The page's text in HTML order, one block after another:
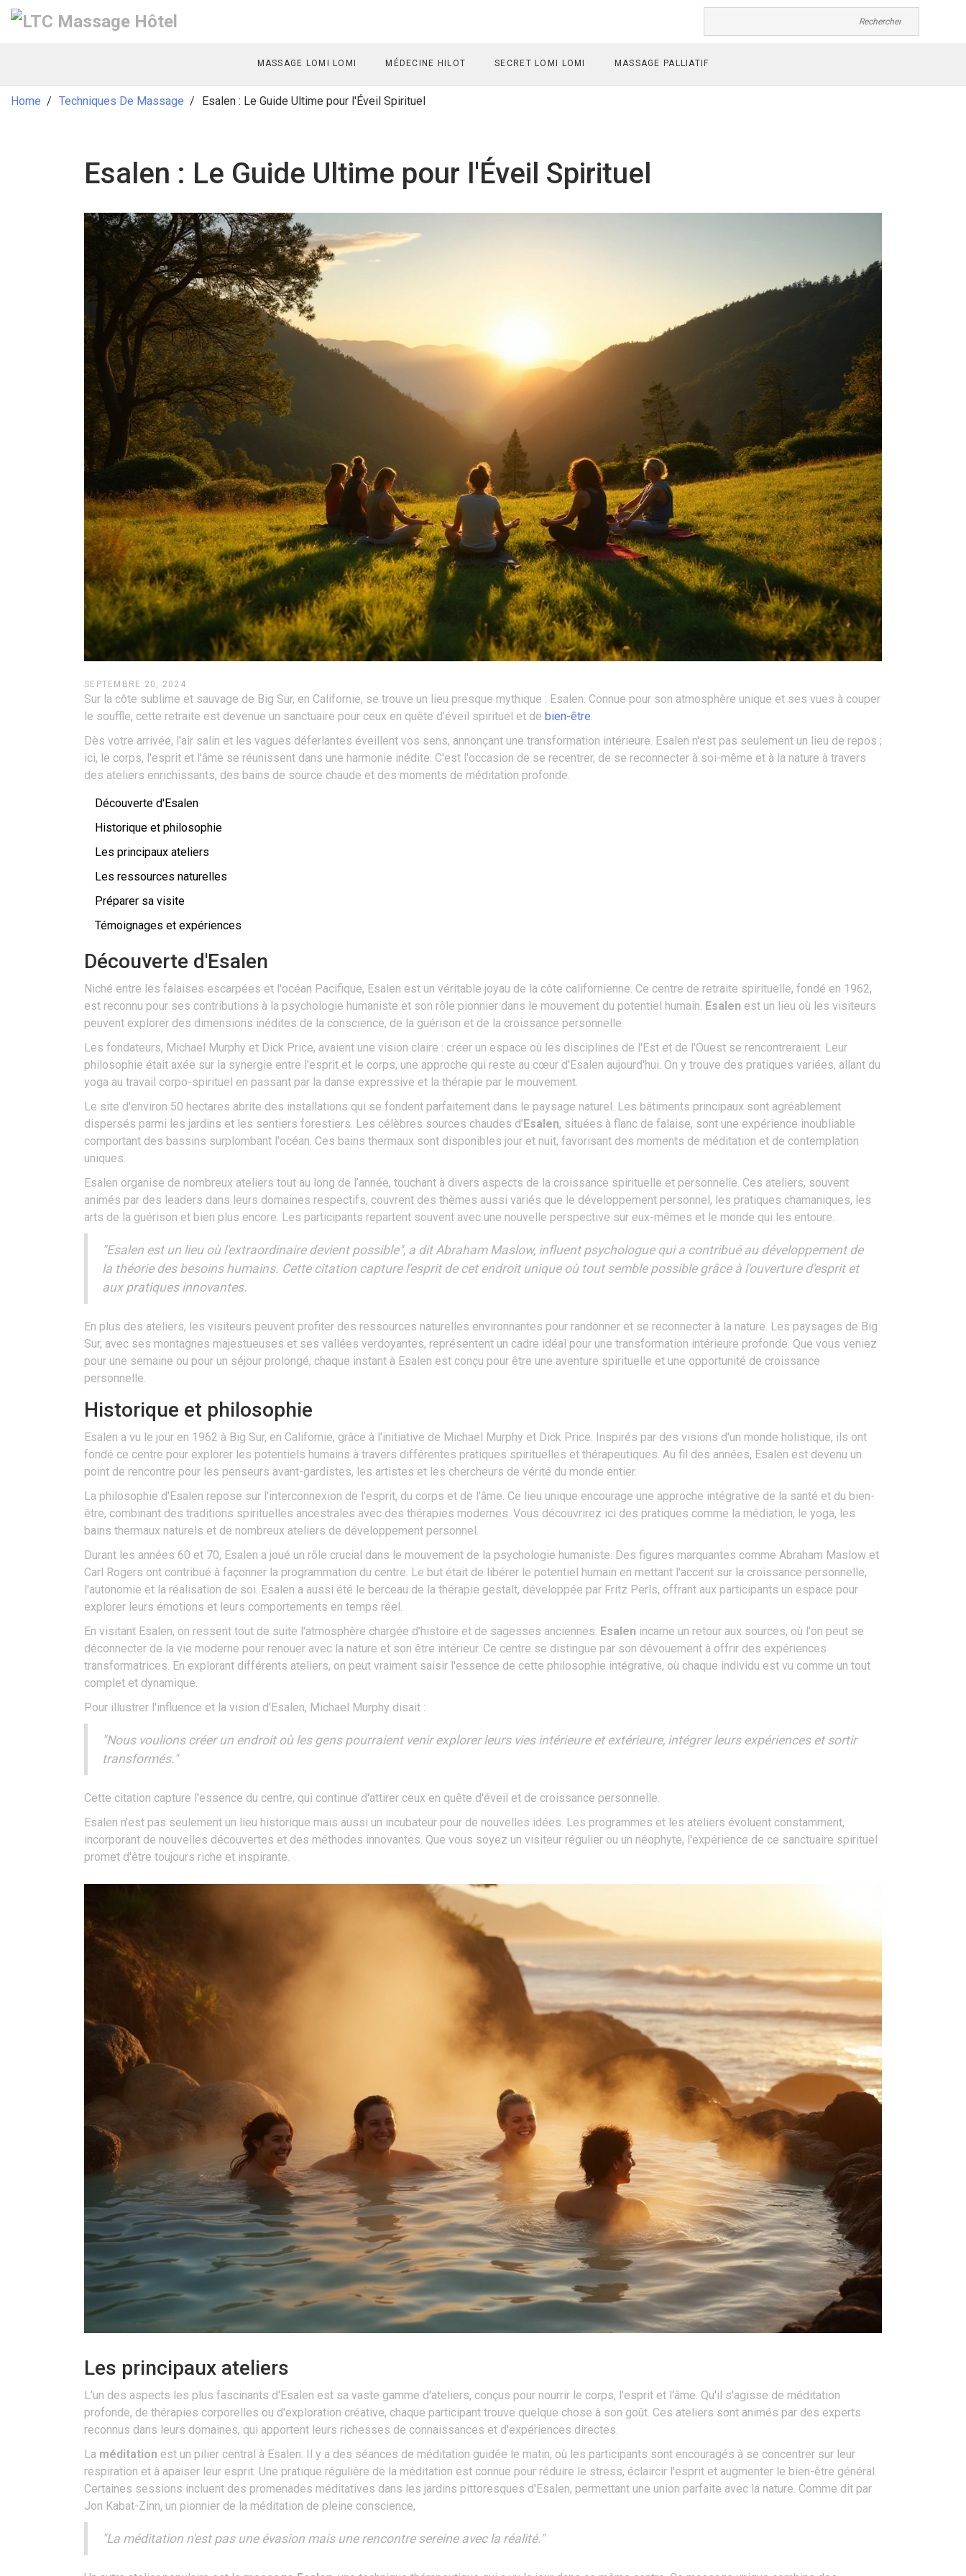
MASSAGE LOMI LOMI MÉDECINE HILOT SECRET LOMI LOMI MASSAGE PALLIATIF
Home Techniques De Massage Esalen : Le Guide Ultime pour l'Éveil Spirituel
Esalen : Le Guide Ultime pour l'Éveil Spirituel
SEPTEMBRE 20, 2024
Sur la côte sublime et sauvage de Big Sur, en Californie, se trouve un lieu presque mythique : Esalen. Connue pour son atmosphère unique et ses vues à couper
le souffle, cette retraite est devenue un sanctuaire pour ceux en quête d'éveil spirituel et de bien-être.
Dès votre arrivée, l'air salin et les vagues déferlantes éveillent vos sens, annonçant une transformation intérieure. Esalen n'est pas seulement un lieu de repos ;
ici, le corps, l'esprit et l'âme se réunissent dans une harmonie inédite. C'est l'occasion de se recentrer, de se reconnecter à soi-même et à la nature à travers
des ateliers enrichissants, des bains de source chaude et des moments de méditation profonde.
Découverte d'Esalen
Historique et philosophie
Les principaux ateliers
Les ressources naturelles
Préparer sa visite
Témoignages et expériences
Découverte d'Esalen
Niché entre les falaises escarpées et l'océan Pacifique, Esalen est un véritable joyau de la côte californienne. Ce centre de retraite spirituelle, fondé en 1962,
est reconnu pour ses contributions à la psychologie humaniste et son rôle pionnier dans le mouvement du potentiel humain. Esalen est un lieu où les visiteurs
peuvent explorer des dimensions inédites de la conscience, de la guérison et de la croissance personnelle.
Les fondateurs, Michael Murphy et Dick Price, avaient une vision claire : créer un espace où les disciplines de l'Est et de l'Ouest se rencontreraient. Leur
philosophie était axée sur la synergie entre l'esprit et le corps, une approche qui reste au cœur d'Esalen aujourd'hui. On y trouve des pratiques variées, allant du
yoga au travail corpo-spirituel en passant par la danse expressive et la thérapie par le mouvement.
Le site d'environ 50 hectares abrite des installations qui se fondent parfaitement dans le paysage naturel. Les bâtiments principaux sont agréablement
dispersés parmi les jardins et les sentiers forestiers. Les célèbres sources chaudes d’ Esalen, situées à flanc de falaise, sont une expérience inoubliable
comportant des bassins surplombant l'océan. Ces bains thermaux sont disponibles jour et nuit, favorisant des moments de méditation et de contemplation
uniques.
Esalen organise de nombreux ateliers tout au long de l’année, touchant à divers aspects de la croissance spirituelle et personnelle. Ces ateliers, souvent
animés par des leaders dans leurs domaines respectifs, couvrent des thèmes aussi variés que le développement personnel, les pratiques chamaniques, les
arts de la guérison et bien plus encore. Les participants repartent souvent avec une nouvelle perspective sur eux-mêmes et le monde qui les entoure.
"Esalen est un lieu où l'extraordinaire devient possible", a dit Abraham Maslow, influent psychologue qui a contribué au développement de
la théorie des besoins humains. Cette citation capture l'esprit de cet endroit unique où tout semble possible grâce à l'ouverture d'esprit et
aux pratiques innovantes.
En plus des ateliers, les visiteurs peuvent profiter des ressources naturelles environnantes pour randonner et se reconnecter à la nature. Les paysages de Big
Sur, avec ses montagnes majestueuses et ses vallées verdoyantes, représentent un cadre idéal pour une transformation intérieure profonde. Que vous veniez
pour une semaine ou pour un séjour prolongé, chaque instant à Esalen est conçu pour être une aventure spirituelle et une opportunité de croissance
personnelle.
Historique et philosophie
Esalen a vu le jour en 1962 à Big Sur, en Californie, grâce à l'initiative de Michael Murphy et Dick Price. Inspirés par des visions d'un monde holistique, ils ont
fondé ce centre pour explorer les potentiels humains à travers différentes pratiques spirituelles et thérapeutiques. Au fil des années, Esalen est devenu un
point de rencontre pour les penseurs avant-gardistes, les artistes et les chercheurs de vérité du monde entier.
La philosophie d'Esalen repose sur l'interconnexion de l'esprit, du corps et de l'âme. Ce lieu unique encourage une approche intégrative de la santé et du bien-
être, combinant des traditions spirituelles ancestrales avec des thérapies modernes. Vous découvrirez ici des pratiques comme la médiation, le yoga, les
bains thermaux naturels et de nombreux ateliers de développement personnel.
Durant les années 60 et 70, Esalen a joué un rôle crucial dans le mouvement de la psychologie humaniste. Des figures marquantes comme Abraham Maslow et
Carl Rogers ont contribué à façonner la programmation du centre. Le but était de libérer le potentiel humain en mettant l'accent sur la croissance personnelle,
l'autonomie et la réalisation de soi. Esalen a aussi été le berceau de la thérapie gestalt, développée par Fritz Perls, offrant aux participants un espace pour
explorer leurs émotions et leurs comportements en temps réel.
En visitant Esalen, on ressent tout de suite l'atmosphère chargée d'histoire et de sagesses anciennes. Esalen incarne un retour aux sources, où l'on peut se
déconnecter de la vie moderne pour renouer avec la nature et son être intérieur. Ce centre se distingue par son dévouement à offrir des expériences
transformatrices. En explorant différents ateliers, on peut vraiment saisir l'essence de cette philosophie intégrative, où chaque individu est vu comme un tout
complet et dynamique.
Pour illustrer l'influence et la vision d'Esalen, Michael Murphy disait :
"Nous voulions créer un endroit où les gens pourraient venir explorer leurs vies intérieure et extérieure, intégrer leurs expériences et sortir
transformés."
Cette citation capture l'essence du centre, qui continue d'attirer ceux en quête d'éveil et de croissance personnelle.
Esalen n'est pas seulement un lieu historique mais aussi un incubateur pour de nouvelles idées. Les programmes et les ateliers évoluent constamment,
incorporant de nouvelles découvertes et des méthodes innovantes. Que vous soyez un visiteur régulier ou un néophyte, l'expérience de ce sanctuaire spirituel
promet d'être toujours riche et inspirante.
Les principaux ateliers
L'un des aspects les plus fascinants d'Esalen est sa vaste gamme d'ateliers, conçus pour nourrir le corps, l'esprit et l'âme. Qu'il s'agisse de méditation
profonde, de thérapies corporelles ou d'exploration créative, chaque participant trouve quelque chose à son goût. Ces ateliers sont animés par des experts
reconnus dans leurs domaines, qui apportent leurs richesses de connaissances et d'expériences directes.
La méditation est un pilier central à Esalen. Il y a des séances de méditation guidée le matin, où les participants sont encouragés à se concentrer sur leur
respiration et à apaiser leur esprit. Une pratique régulière de la méditation est connue pour réduire le stress, éclaircir l'esprit et augmenter le bien-être général.
Certaines sessions incluent des promenades méditatives dans les jardins pittoresques d'Esalen, permettant une union parfaite avec la nature. Comme dit par
Jon Kabat-Zinn, un pionnier de la méditation de pleine conscience,
"La méditation n'est pas une évasion mais une rencontre sereine avec la réalité."